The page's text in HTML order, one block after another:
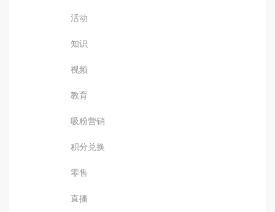
活动
知识
视频
教育
吸粉营销
积分兑换
零售
直播